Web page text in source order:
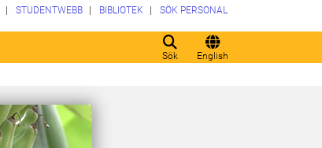
Sök English
STUDENTWEBB BIBLIOTEK SÖK PERSONAL